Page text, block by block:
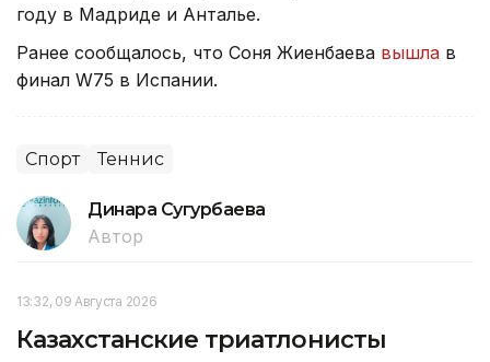
году в Мадриде и Анталье.
Ранее сообщалось, что Соня Жиенбаева вышла в
финал W75 в Испании.
Спорт Теннис
Динара Сугурбаева
Автор
13:32, 09 Августа 2026
Казахстанские триатлонисты